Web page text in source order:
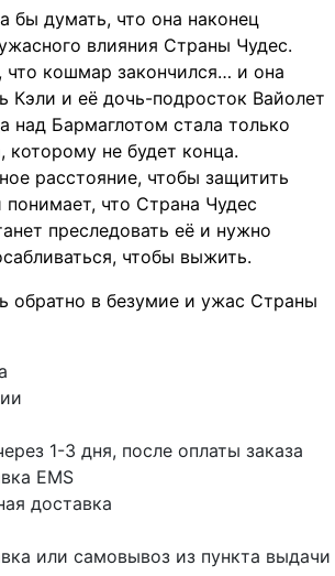
бы думать, что она наконец
влияния Страны Чудес.
что кошмар закончился… и она
Кэли и её дочь-подросток Вайолет
над Бармаглотом стала только
не будет конца.
расстояние, чтобы защитить
что Страна Чудес
преследовать её и нужно
чтобы выжить.
обратно в безумие и ужас Страны
1-3 дня, после оплаты заказа
EMS
доставка
или самовывоз из пункта выдачи